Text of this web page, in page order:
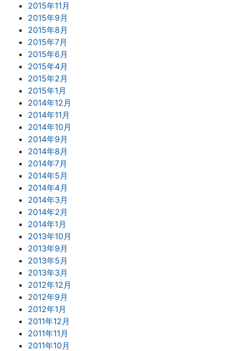
2015年11月
2015年9月
2015年8月
2015年7月
2015年6月
2015年4月
2015年2月
2015年1月
2014年12月
2014年11月
2014年10月
2014年9月
2014年8月
2014年7月
2014年5月
2014年4月
2014年3月
2014年2月
2014年1月
2013年10月
2013年9月
2013年5月
2013年3月
2012年12月
2012年9月
2012年1月
2011年12月
2011年11月
2011年10月